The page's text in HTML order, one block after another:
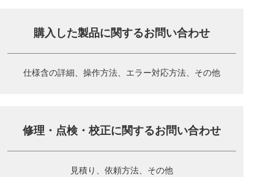
購入した製品に関するお問い合わせ
仕様含の詳細、操作方法、 エラー対応方法、その他
修理・点検・校正に関するお問い合わせ
見積り、依頼方法、その他